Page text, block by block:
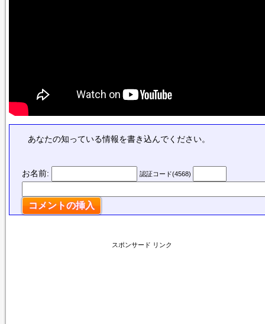
あなたの知っている情報を書き込んでください。
お名前: 認証コード(4568)
スポンサード リンク